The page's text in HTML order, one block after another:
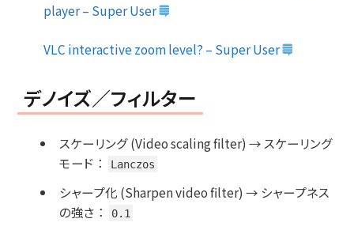
player – Super User
VLC interactive zoom level? – Super User
デノイズ／フィルター
スケーリング (Video scaling filter) → スケーリング
モード ： Lanczos
シャープ化 (Sharpen video filter) → シャープネス
の強さ ： 0.1